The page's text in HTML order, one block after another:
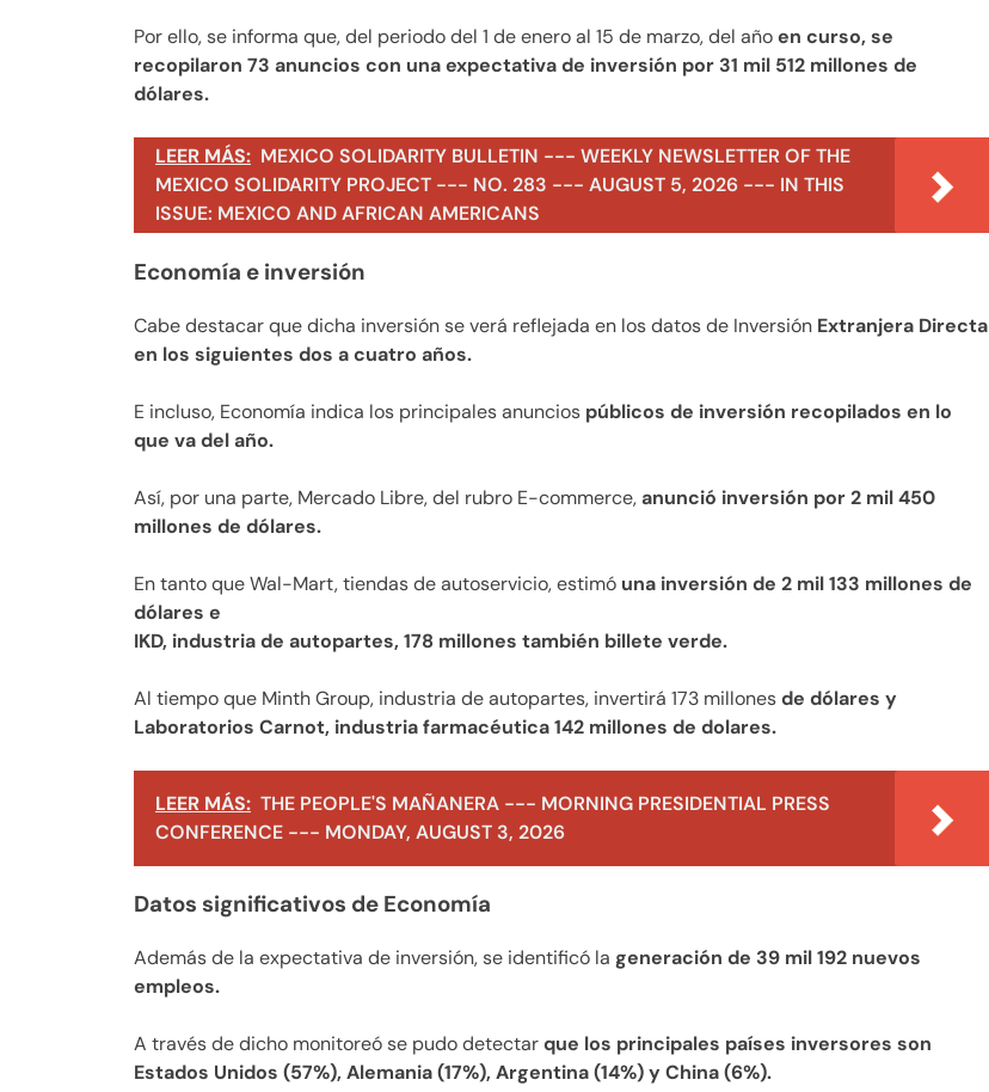
Por ello, se informa que, del periodo del 1 de enero al 15 de marzo, del añoen curso, se
recopilaron 73 anuncios con una expectativa de inversión por 31 mil 512 millones de
dólares.
LEER MÁS: MEXICO SOLIDARITY BULLETIN --- WEEKLY NEWSLETTER OF THE
MEXICO SOLIDARITY PROJECT --- NO. 283 --- AUGUST 5, 2026 --- IN THIS
ISSUE: MEXICO AND AFRICAN AMERICANS
Economía e inversión
Cabe destacar que dicha inversión se verá reflejada en los datos de Inversión Extranjera Directa
en los siguientes dos a cuatro años.
E incluso, Economía indica los principales anuncios públicos de inversión recopilados en lo
que va del año.
Así, por una parte, Mercado Libre, del rubro E-commerce,anunció inversión por 2 mil 450
millones de dólares.
En tanto que Wal-Mart, tiendas de autoservicio, estimó una inversión de 2 mil 133 millones de
dólares e
IKD, industria de autopartes, 178 millones también billete verde.
Al tiempo que Minth Group, industria de autopartes, invertirá 173 millonesde dólares y
Laboratorios Carnot, industria farmacéutica 142 millones de dolares.
LEER MÁS: THE PEOPLE'S MAÑANERA --- MORNING PRESIDENTIAL PRESS
CONFERENCE --- MONDAY, AUGUST 3, 2026
Datos significativos de Economía
Además de la expectativa de inversión, se identificó la generación de 39 mil 192 nuevos
empleos.
A través de dicho monitoreó se pudo detectarque los principales países inversores son
Estados Unidos (57%), Alemania (17%), Argentina (14%) y China (6%).